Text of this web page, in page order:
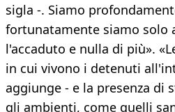
sigla -. Siamo
fortunatamente siamo solo
l'accaduto e nulla di più».
in cui vivono i detenuti
aggiunge - e la presenza di
gli ambienti, come quelli